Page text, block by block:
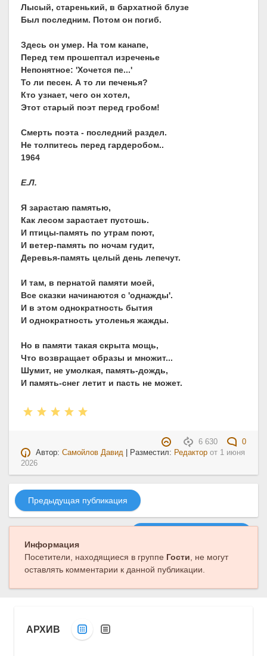
Лысый, старенький, в бархатной блузе
Был последним. Потом он погиб.
Здесь он умер. На том канапе,
Перед тем прошептал изреченье
Непонятное: 'Хочется пе...'
То ли песен. А то ли печенья?
Кто узнает, чего он хотел,
Этот старый поэт перед гробом!
Смерть поэта - последний раздел.
Не толпитесь перед гардеробом..
1964
Е.Л.
Я зарастаю памятью,
Как лесом зарастает пустошь.
И птицы-память по утрам поют,
И ветер-память по ночам гудит,
Деревья-память целый день лепечут.
И там, в пернатой памяти моей,
Все сказки начинаются с 'однажды'.
И в этом однократность бытия
И однократность утоленья жажды.
Но в памяти такая скрыта мощь,
Что возвращает образы и множит...
Шумит, не умолкая, память-дождь,
И память-снег летит и пасть не может.
6 630
0
Автор:Самойлов Давид | Разместил: Редактор от 1 июня
2026
Предыдущая публикация
Информация
Посетители, находящиеся в группе Гости, не могут
оставлять комментарии к данной публикации.
АРХИВ